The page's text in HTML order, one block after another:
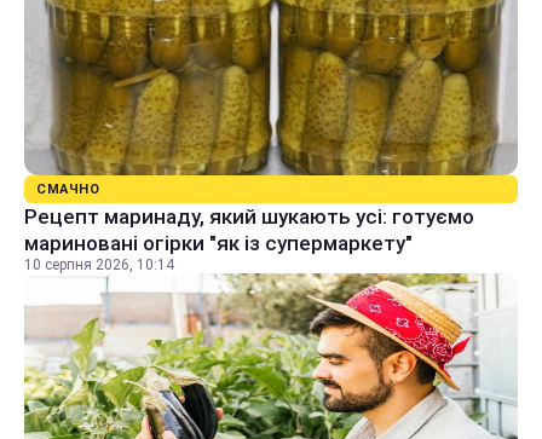
СМАЧНО
Рецепт маринаду, який шукають усі: готуємо
мариновані огірки "як із супермаркету"
10 серпня 2026, 10:14